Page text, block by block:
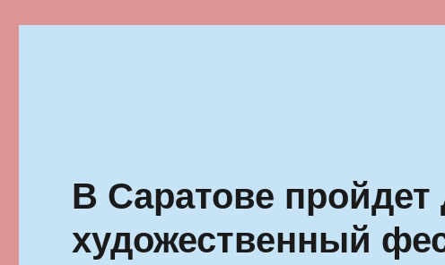
В Саратове пройдет
художественный